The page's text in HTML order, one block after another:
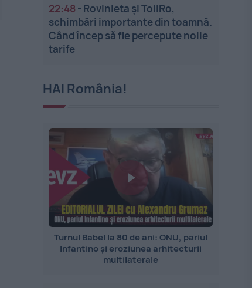
22:48 - Rovinieta și TollRo,
schimbări importante din toamnă.
Când încep să fie percepute noile
tarife
HAI România!
Turnul Babel la 80 de ani: ONU, pariul
Infantino și eroziunea arhitecturii
multilaterale